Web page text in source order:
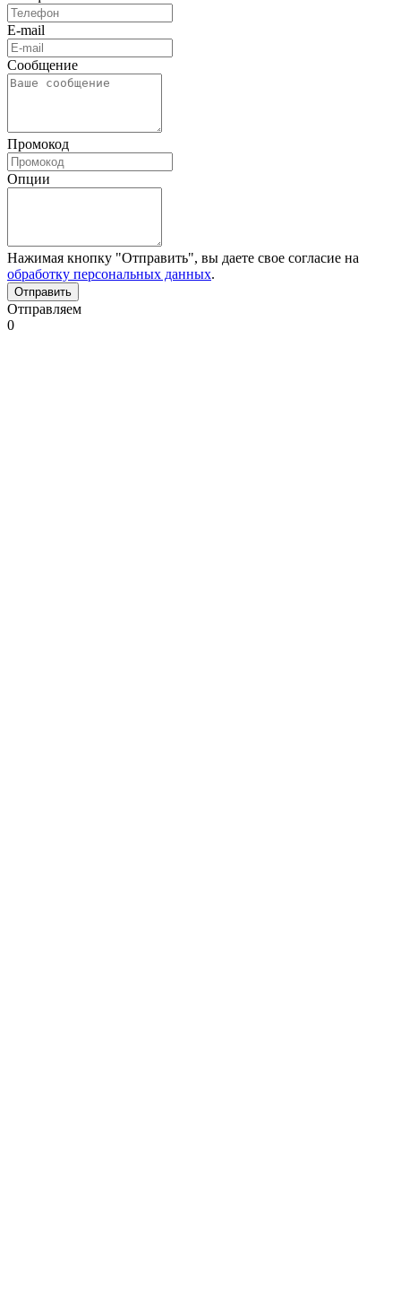
E-mail
Сообщение
Промокод
Опции
Нажимая кнопку "Отправить", вы даете свое согласие на
обработку персональных данных.
Отправляем
0